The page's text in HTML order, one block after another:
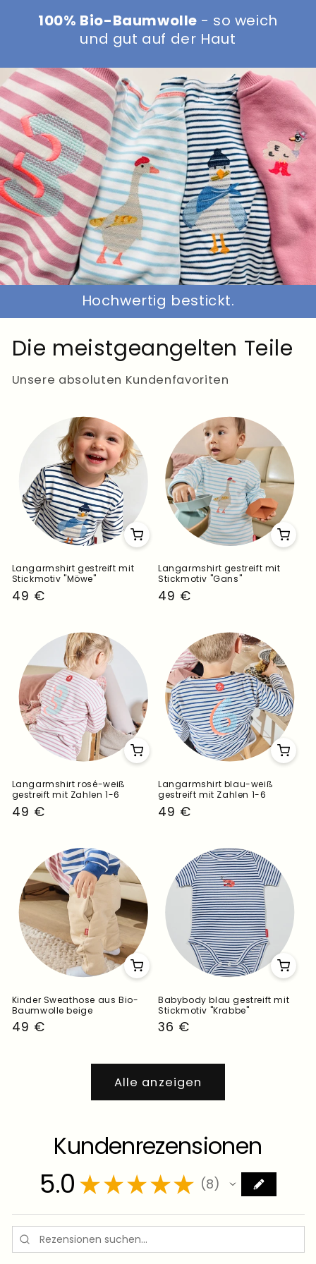
100% Bio-Baumwolle - so weich
und gut auf der Haut
Hochwertig bestickt.
Die meistgeangelten Teile
Unsere absoluten Kundenfavoriten
Langarmshirt gestreift mit
Stickmotiv "Möwe"
Normaler
49 €
Langarmshirt gestreift mit
Stickmotiv "Gans"
Normaler
49 €
Langarmshirt rosé-weiß
gestreift mit Zahlen 1-6
Normaler
49 €
Langarmshirt blau-weiß
gestreift mit Zahlen 1-6
Normaler
49 €
Kinder Sweathose aus Bio-
Baumwolle beige
Normaler
49 €
Babybody blau gestreift mit
Stickmotiv "Krabbe"
Normaler
36 €
Alle anzeigen
Kundenrezensionen
5.0 ★★★★★ 8
8